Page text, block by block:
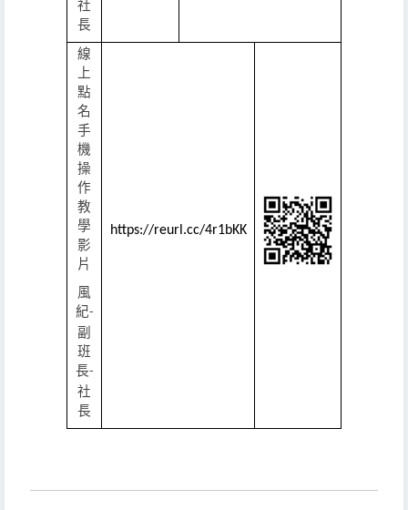
社
長
線
上
點
名
手
機
操
作
教
學
影
片
風
紀-
副
班
長-
社
長
https://reurl.cc/4r1bKK